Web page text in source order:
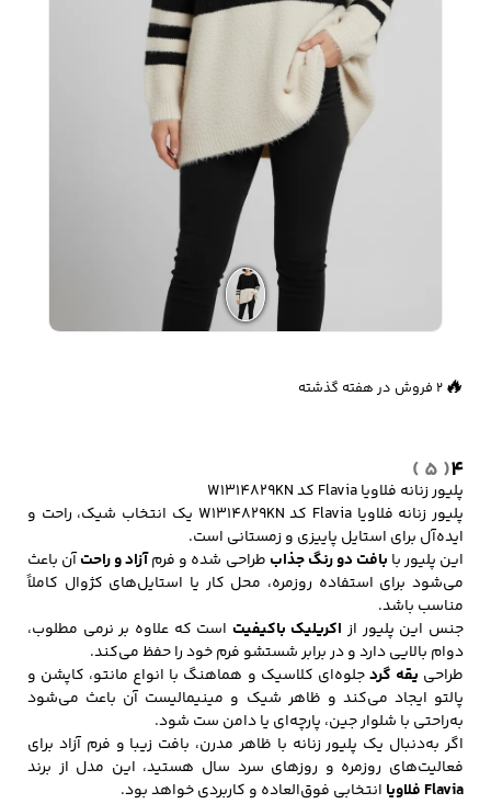
زیبایی و سلامت
شلوارک مردانه ژاکت و پلیور مردانه
شلوار جین مردانه
سویشرت و هودی
اکسسوری مردانه پوشت مردانه
کفش مردانه شال و کلاه مردانه چتر مردانه
لباس زیر و راحتی
مردانه
لباس زیر مردانه لباس راحتی مردانه
4
( 5 )
پلیور زنانه فلاویا Flavia کد W1314829KN
پلیور زنانه فلاویا Flavia کد W1314829KN یک انتخاب شیک، راحت و
ایده‌آل برای استایل پاییزی و زمستانی است.
این پلیور با بافت دو رنگ جذاب طراحی شده و فرمآزاد و راحتآن باعث
می‌شود برای استفاده روزمره، محل کار یا استایل‌های کژوال کاملاً
مناسب باشد.
جنس این پلیور از اکریلیک باکیفیت است که علاوه بر نرمی مطلوب،
دوام بالایی دارد و در برابر شستشو فرم خود را حفظ می‌کند.
طراحی یقه گردجلوه‌ای کلاسیک و هماهنگ با انواع مانتو، کاپشن و
پالتو ایجاد می‌کند و ظاهر شیک و مینیمالیست آن باعث می‌شود
به‌راحتی با شلوار جین، پارچه‌ای یا دامن ست شود.
اگر به‌دنبال یک پلیور زنانه با ظاهر مدرن، بافت زیبا و فرم آزاد برای
فعالیت‌های روزمره و روزهای سرد سال هستید، این مدل از برند
Flavia فلاویا
انتخابی فوق‌العاده و کاربردی خواهد بود.
🔥 2 فروش در هفته گذشته